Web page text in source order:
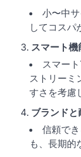
小〜中
してコスパ
スマート機
スマー
ストリーミ
すさを考慮
ブランドと
信頼で
も、長期的